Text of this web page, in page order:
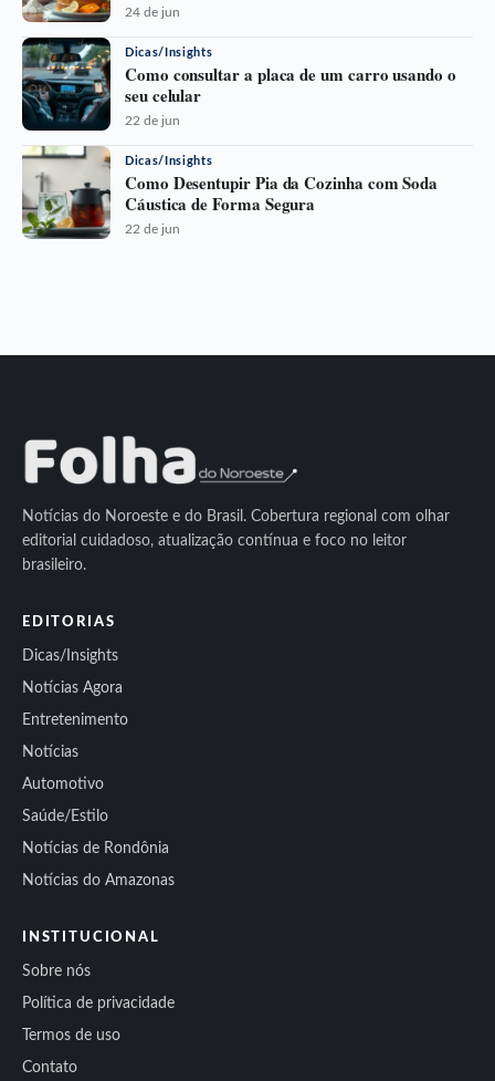
24 de jun
Dicas/Insights
Como consultar a placa de um carro usando o
seu celular
22 de jun
Dicas/Insights
Como Desentupir Pia da Cozinha com Soda
Cáustica de Forma Segura
22 de jun
Notícias do Noroeste e do Brasil. Cobertura regional com olhar
editorial cuidadoso, atualização contínua e foco no leitor
brasileiro.
EDITORIAS
Dicas/Insights
Notícias Agora
Entretenimento
Notícias
Automotivo
Saúde/Estilo
Notícias de Rondônia
Notícias do Amazonas
INSTITUCIONAL
Sobre nós
Política de privacidade
Termos de uso
Contato